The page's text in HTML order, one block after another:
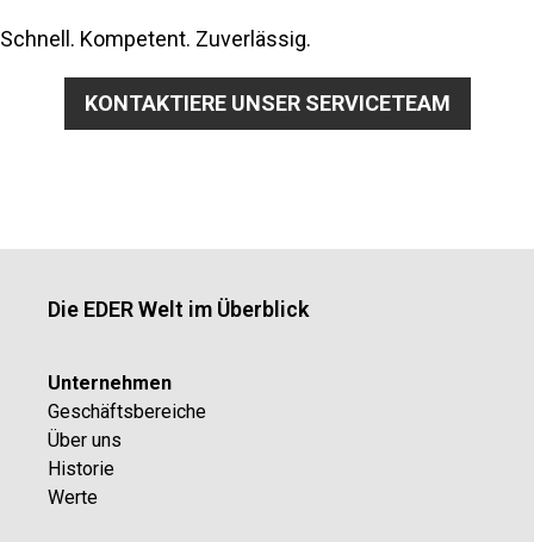
Schnell. Kompetent. Zuverlässig.
KONTAKTIERE UNSER SERVICETEAM
Die EDER Welt im Überblick
Unternehmen
Geschäftsbereiche
Über uns
Historie
Werte